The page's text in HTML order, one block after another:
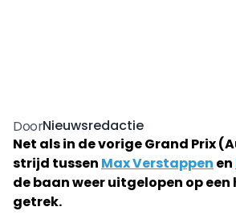
DoorNieuwsredactie
Net als in de vorige Grand Prix
strijd tussen Max Verstappen en
de baan weer uitgelopen op een
getrek.